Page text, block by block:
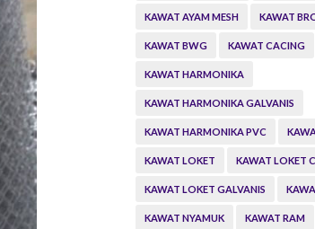
KAWAT AYAM MESH KAWAT
KAWAT BWG KAWAT CACING
KAWAT HARMONIKA
KAWAT HARMONIKA GALVANIS
KAWAT HARMONIKA PVC
KAWAT LOKET KAWAT LOKET
KAWAT LOKET GALVANIS
KAWAT NYAMUK KAWAT RAM